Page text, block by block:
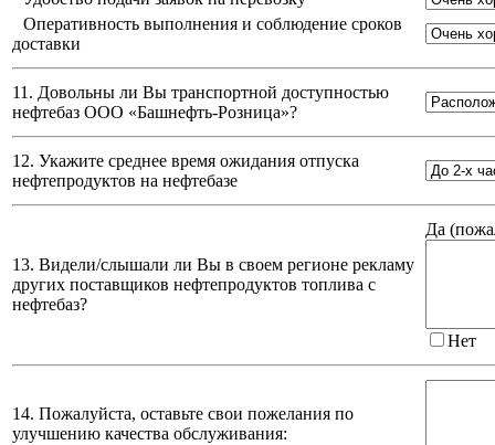
Оперативность выполнения и соблюдение сроков
доставки
11. Довольны ли Вы транспортной доступностью
нефтебаз ООО «Башнефть-Розница»?
12. Укажите среднее время ожидания отпуска
нефтепродуктов на нефтебазе
13. Видели/слышали ли Вы в своем регионе рекламу
других поставщиков нефтепродуктов топлива с
нефтебаз?
Да (
Нет
14. Пожалуйста, оставьте свои пожелания по
улучшению качества обслуживания: